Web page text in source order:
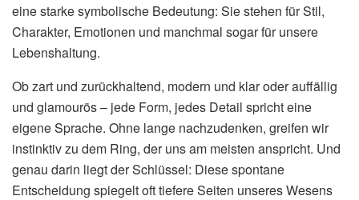
eine starke symbolische Bedeutung: Sie stehen für Stil,
Charakter, Emotionen und manchmal sogar für unsere
Lebenshaltung.
Ob zart und zurückhaltend, modern und klar oder auffällig
und glamourös – jede Form, jedes Detail spricht eine
eigene Sprache. Ohne lange nachzudenken, greifen wir
instinktiv zu dem Ring, der uns am meisten anspricht. Und
genau darin liegt der Schlüssel: Diese spontane
Entscheidung spiegelt oft tiefere Seiten unseres Wesens